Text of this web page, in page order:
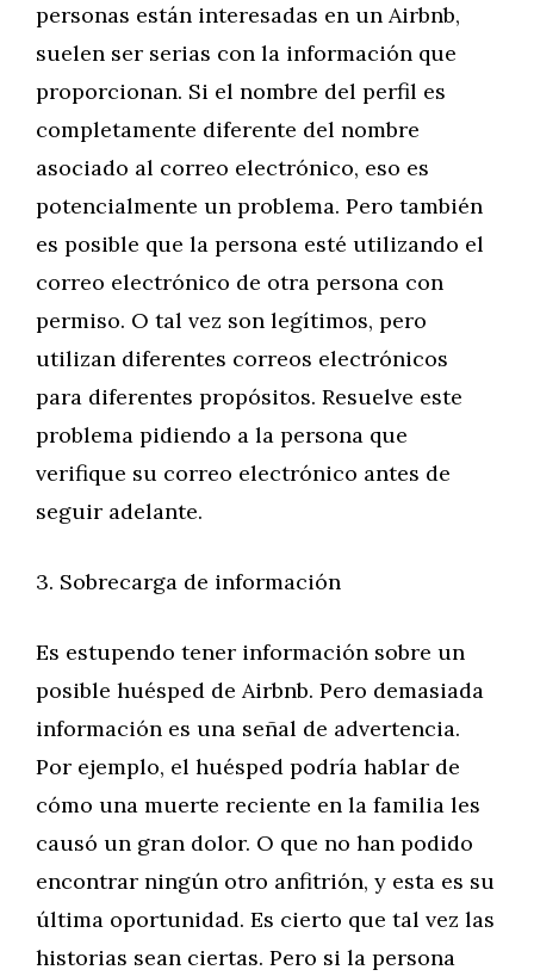
personas están interesadas en un Airbnb,
suelen ser serias con la información que
proporcionan. Si el nombre del perfil es
completamente diferente del nombre
asociado al correo electrónico, eso es
potencialmente un problema. Pero también
es posible que la persona esté utilizando el
correo electrónico de otra persona con
permiso. O tal vez son legítimos, pero
utilizan diferentes correos electrónicos
para diferentes propósitos. Resuelve este
problema pidiendo a la persona que
verifique su correo electrónico antes de
seguir adelante.
3. Sobrecarga de información
Es estupendo tener información sobre un
posible huésped de Airbnb. Pero demasiada
información es una señal de advertencia.
Por ejemplo, el huésped podría hablar de
cómo una muerte reciente en la familia les
causó un gran dolor. O que no han podido
encontrar ningún otro anfitrión, y esta es su
última oportunidad. Es cierto que tal vez las
historias sean ciertas. Pero si la persona